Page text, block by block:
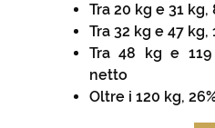
Tra 20 kg e 31
Tra 32 kg e 47
Tra 48 kg e
netto
Oltre i 120 kg,